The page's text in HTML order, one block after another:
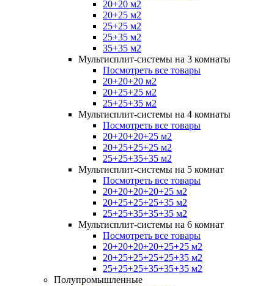
20+20 м2
20+25 м2
25+25 м2
25+35 м2
35+35 м2
Мультисплит-системы на 3 комнаты
Посмотреть все товары
20+20+20 м2
20+25+25 м2
25+25+35 м2
Мультисплит-системы на 4 комнаты
Посмотреть все товары
20+20+20+25 м2
20+25+25+25 м2
25+25+35+35 м2
Мультисплит-системы на 5 комнат
Посмотреть все товары
20+20+20+20+25 м2
20+25+25+25+35 м2
25+25+35+35+35 м2
Мультисплит-системы на 6 комнат
Посмотреть все товары
20+20+20+20+25+25 м2
20+25+25+25+25+35 м2
25+25+25+35+35+35 м2
Полупромышленные